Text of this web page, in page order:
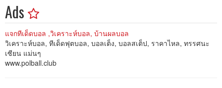
Ads
แจกทีเด็ดบอล ,วิเคราะห์บอล, บ้านผลบอล
วิเคราะห์บอล, ทีเด็ดฟุตบอล, บอลเต็ง, บอลสเต็ป, ราคาไหล, ทรรศนะ
เซียน แม่นๆ
www.polball.club